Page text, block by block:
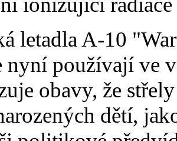
letadla A-10
nyní používají ve
obavy, že
dětí,